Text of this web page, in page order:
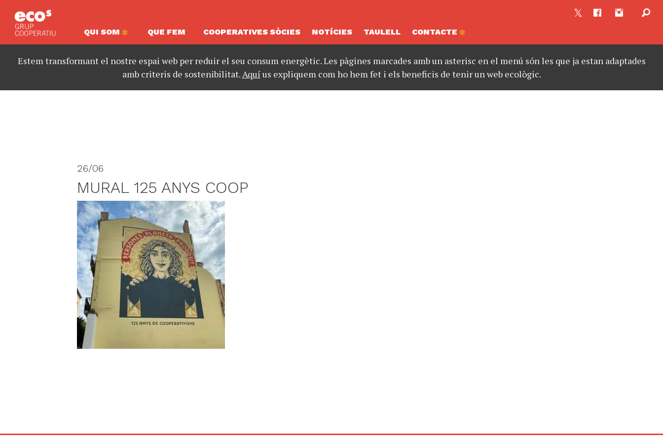
QUI SOM QUE FEM COOPERATIVES SÒCIES NOTÍCIES TAULELL CONTACTE
Estem transformant el nostre espai web per reduir el seu consum energètic. Les pàgines marcades amb un asterisc en el menú són les que ja estan adaptades
amb criteris de sostenibilitat.Aquíus expliquem com ho hem fet i els beneficis de tenir un web ecològic.
26/06
MURAL 125 ANYS COOP